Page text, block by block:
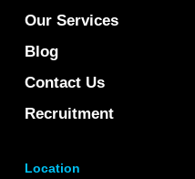
Our Services
Blog
Contact Us
Recruitment
Location